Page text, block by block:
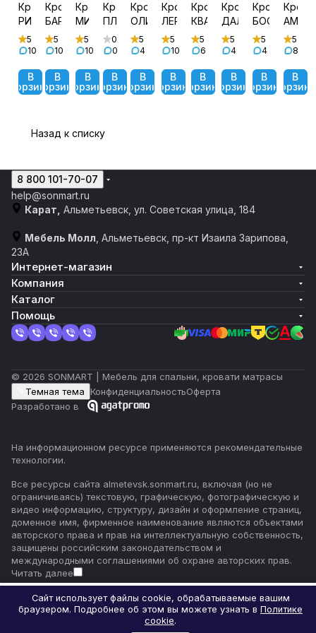
Кровать
РИЧИ
5
10
В
корзину
Кровать
БАРТОН
5
10
В
корзину
Кровать
МИЯ
5
10
В
корзину
Кровать
ПЛАЗА
0
0
В
корзину
Кровать
ОЛИВИЯ
5
4
В
корзину
Кровать
ЛЕРАНО
5
10
В
корзину
Кровать
КВАДРО
5
6
В
корзину
Кровать
ДАЛЛАС
5
4
В
корзину
Кровать
БОСТОН
5
4
В
корзину
5
8
В
корзину
Назад к списку
Главная Каталог Избранные Сравнение
8 800 101-70-07
help@sonmart.ru
Карат, Альметьевск, ул. Советская улица, 184
Мебель Молл , Альметьевск, пр-кт Изаила Зарипова,
23А
Интернет-магазин
Компания
Каталог
Помощь
© 2026 SONMART | Мебель для спальни, кровати матрасы
Темная тема
КонфиденциальностьОферта
Разработано в
На информационном ресурсе применяются рекомендательные
технологии.
Все ресурсы сайта almetevsk.sonmart.ru, включая (но не
ограничиваясь) текстовую, графическую, фотографическую и
видео информацию, структуру, дизайн и оформление страниц,
доменное имя, фирменное наименование являются объектами
авторского права и прав на интеллектуальную собственность,
защищены российским законодательством и
международными соглашениями об охране авторских прав.
Читать далее
Сайт использует файлы cookie, обрабатываемые вашим
браузером. Подробнее об этом вы можете узнать в Политике
cookie.